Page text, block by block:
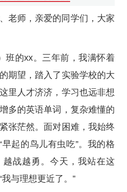
老师，亲爱的同学们，大家
班的xx。三年前，我满怀着
期望，踏入了实验学校的大
里人才济济，学习也远非想
多的英语单词，复杂难懂的
张茫然。面对困难，我始终
早起的鸟儿有虫吃”。我的格
战越勇。今天，我站在这
与理想更近了。”